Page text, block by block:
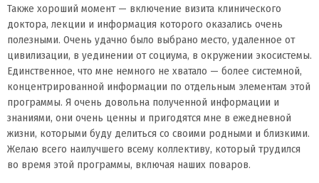
Также хороший момент — включение визита клинического
доктора, лекции и информация которого оказались очень
полезными. Очень удачно было выбрано место, удаленное от
цивилизации, в уединении от социума, в окружении экосистемы.
Единственное, что мне немного не хватало — более системной,
концентрированной информации по отдельным элементам этой
программы. Я очень довольна полученной информации и
знаниями, они очень ценны и пригодятся мне в ежедневной
жизни, которыми буду делиться со своими родными и близкими.
Желаю всего наилучшего всему коллективу, который трудился
во время этой программы, включая наших поваров.